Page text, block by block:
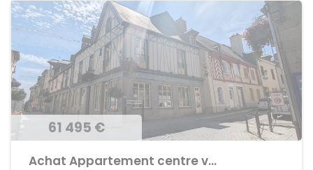
61 495 €
Achat Appartement centre ville